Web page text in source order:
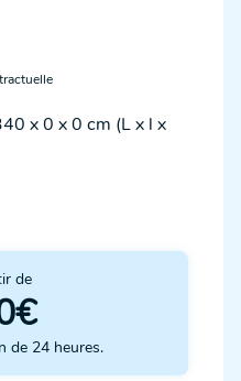
x 0 x 0 cm (L x l x
de
de 24 heures.